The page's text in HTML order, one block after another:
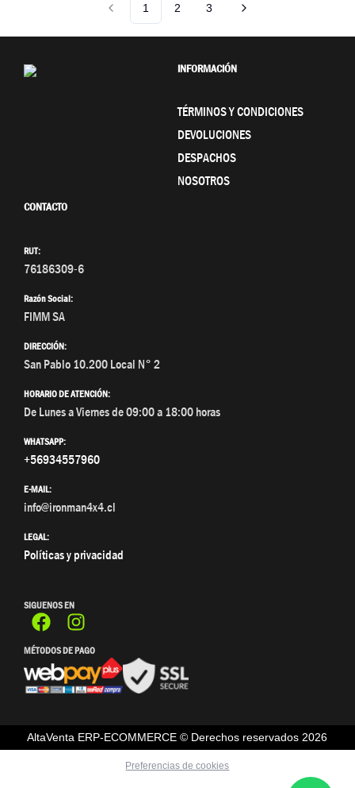
1 2 3
INFORMACIÓN
TÉRMINOS Y CONDICIONES
DEVOLUCIONES
DESPACHOS
NOSOTROS
CONTACTO
RUT:
76186309-6
Razón Social:
FIMM SA
DIRECCIÓN:
San Pablo 10.200 Local N° 2
HORARIO DE ATENCIÓN:
De Lunes a Viernes de 09:00 a 18:00 horas
WHATSAPP:
+56934557960
E-MAIL:
info@ironman4x4.cl
LEGAL:
Políticas y privacidad
SIGUENOS EN
MÉTODOS DE PAGO
AltaVenta ERP-ECOMMERCE © Derechos reservados 2026
Preferencias de cookies